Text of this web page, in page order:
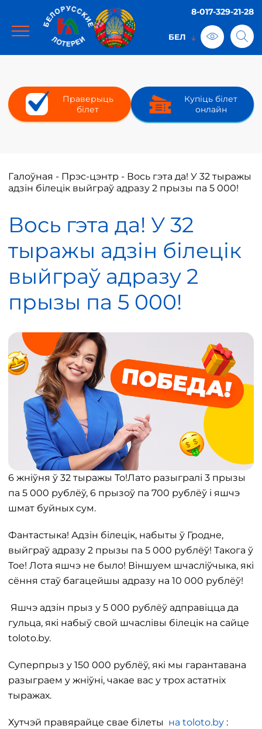
8-017-329-21-28
Праверыць
білет
Купіць білет
онлайн
Галоўная - Прэс-цэнтр - Вось гэта да! У 32 тыражы
адзін білецік выйграў адразу 2 прызы па 5 000!
Вось гэта да! У 32
тыражы адзін білецік
выйграў адразу 2
прызы па 5 000!
6 жніўня ў 32 тыражы То!Лато разыгралі 3 прызы
па 5 000 рублёў, 6 прызоў па 700 рублёў і яшчэ
шмат буйных сум.
Фантастыка! Адзін білецік, набыты ў Гродне,
выйграў адразу 2 прызы па 5 000 рублёў! Такога ў
Тое! Лота яшчэ не было! Віншуем шчасліўчыка, які
сёння стаў багацейшы адразу на 10 000 рублёў!
Яшчэ адзін прыз у 5 000 рублёў адправіцца да
гульца, які набыў свой шчаслівы білецік на сайце
toloto.by.
Суперпрыз у 150 000 рублёў, які мы гарантавана
разыграем у жніўні, чакае вас у трох астатніх
тыражах.
Хутчэй правярайце свае білеты на toloto.by :